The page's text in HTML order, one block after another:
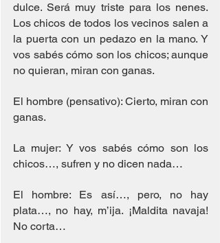
dulce. Será muy triste para los nenes.
Los chicos de todos los vecinos salen a
la puerta con un pedazo en la mano. Y
vos sabés cómo son los chicos; aunque
no quieran, miran con ganas.
El hombre (pensativo): Cierto, miran con
ganas.
La mujer: Y vos sabés cómo son los
chicos…, sufren y no dicen nada…
El hombre: Es así…, pero, no hay
plata…, no hay, m’ija. ¡Maldita navaja!
No corta…